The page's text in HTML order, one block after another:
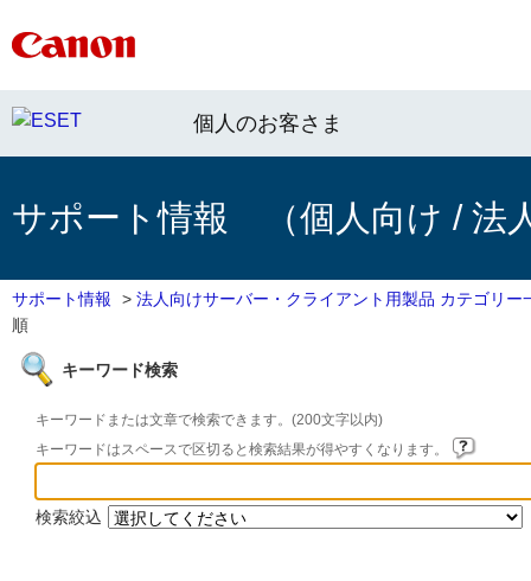
個人のお客さま
サポート情報 （個人向け / 法
サポート情報 > 法人向けサーバー・クライアント用製品 カテゴリー
順
キーワード検索
キーワードまたは文章で検索できます。(200文字以内)
キーワードはスペースで区切ると検索結果が得やすくなります。
検索絞込